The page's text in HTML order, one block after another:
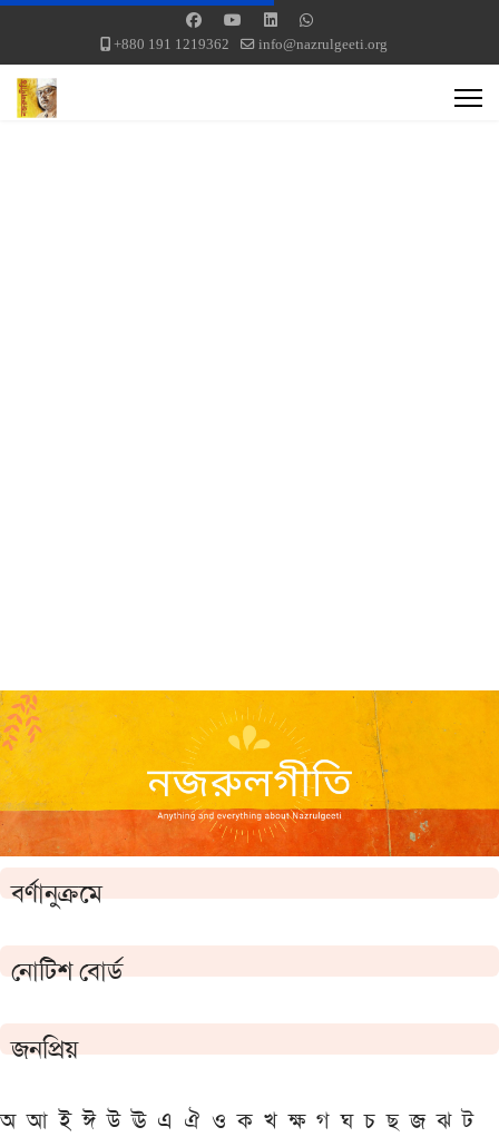
+880 191 1219362 info@nazrulgeeti.org
বর্ণানুক্রমে
নোটিশ বোর্ড
জনপ্রিয়
অ আ ই ঈ উ ঊ এ ঐ ও ক খ ক্ষ গ ঘ চ ছ জ ঝ ট